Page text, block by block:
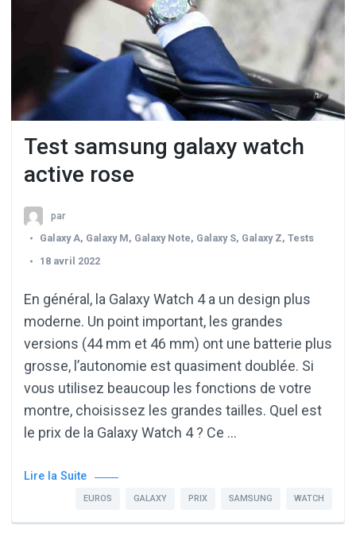
Test samsung galaxy watch
active rose
par
Galaxy A, Galaxy M, Galaxy Note, Galaxy S, Galaxy Z, Tests
18 avril 2022
En général, la Galaxy Watch 4 a un design plus
moderne. Un point important, les grandes
versions (44 mm et 46 mm) ont une batterie plus
grosse, l’autonomie est quasiment doublée. Si
vous utilisez beaucoup les fonctions de votre
montre, choisissez les grandes tailles. Quel est
le prix de la Galaxy Watch 4 ? Ce …
Lire la Suite
EUROS GALAXY PRIX SAMSUNG WATCH